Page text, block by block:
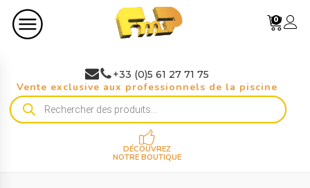
0
+33 (0)5 61 27 71 75
Vente exclusive aux professionnels de la piscine
Recherche
de
DÉCOUVREZ
NOTRE BOUTIQUE